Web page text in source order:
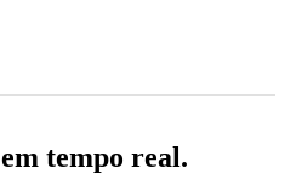
em tempo real.